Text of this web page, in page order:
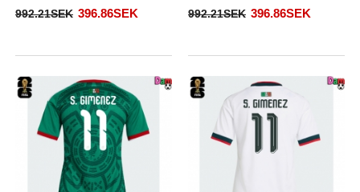
992.21SEK 396.86SEK 992.21SEK 396.86SEK